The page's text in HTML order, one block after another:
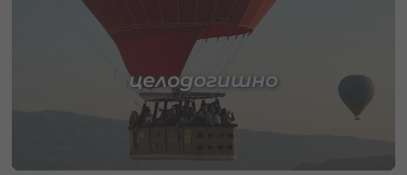
целодогишно